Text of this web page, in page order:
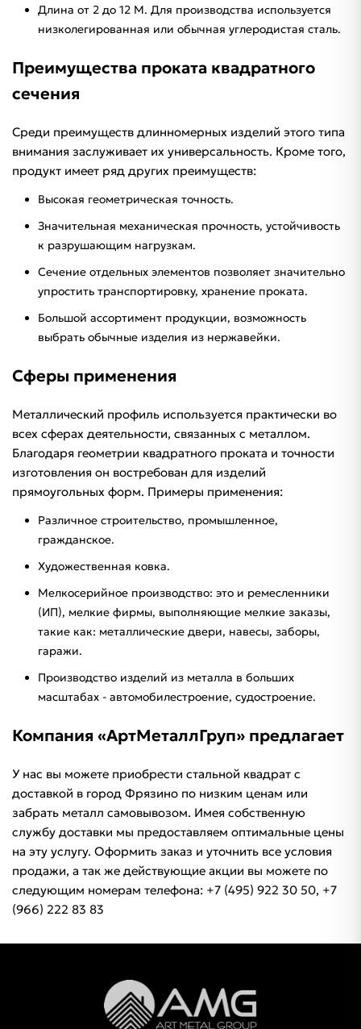
Длина от 2 до 12 М. Для производства используется
низколегированная или обычная углеродистая сталь.
Преимущества проката квадратного
сечения
Среди преимуществ длинномерных изделий этого типа
внимания заслуживает их универсальность. Кроме того,
продукт имеет ряд других преимуществ:
Высокая геометрическая точность.
Значительная механическая прочность, устойчивость
к разрушающим нагрузкам.
Сечение отдельных элементов позволяет значительно
упростить транспортировку, хранение проката.
Большой ассортимент продукции, возможность
выбрать обычные изделия из нержавейки.
Сферы применения
Металлический профиль используется практически во
всех сферах деятельности, связанных с металлом.
Благодаря геометрии квадратного проката и точности
изготовления он востребован для изделий
прямоугольных форм. Примеры применения:
Различное строительство, промышленное,
гражданское.
Художественная ковка.
Мелкосерийное производство: это и ремесленники
(ИП), мелкие фирмы, выполняющие мелкие заказы,
такие как: металлические двери, навесы, заборы,
гаражи.
Производство изделий из металла в больших
масштабах - автомобилестроение, судостроение.
Компания «АртМеталлГруп» предлагает
У нас вы можете приобрести стальной квадрат с
доставкой в город Фрязино по низким ценам или
забрать металл самовывозом. Имея собственную
службу доставки мы предоставляем оптимальные цены
на эту услугу. Оформить заказ и уточнить все условия
продажи, а так же действующие акции вы можете по
следующим номерам телефона: +7 (495) 922 30 50, +7
(966) 222 83 83